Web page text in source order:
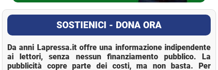
SOSTIENICI - DONA ORA
Da anni Lapressa.it offre una informazione indipendente
ai lettori, senza nessun finanziamento pubblico. La
pubblicità copre parte dei costi, ma non basta. Per